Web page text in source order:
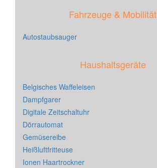
Fahrzeuge & Mobilität
Autostaubsauger
Haushaltsgeräte
Belgisches Waffeleisen
Dampfgarer
Digitale Zeitschaltuhr
Dörrautomat
Gemüsereibe
Heißluftfritteuse
Ionen Haartrockner